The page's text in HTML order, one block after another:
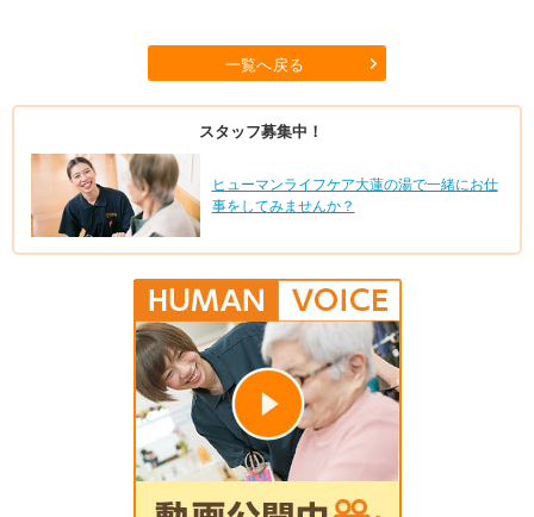
一覧へ戻る
スタッフ募集中！
ヒューマンライフケア大蓮の湯で一緒にお仕
事をしてみませんか？